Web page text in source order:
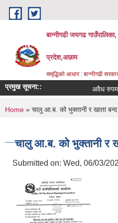
Skip to main content
बान्नीगढी जयगढ
प्रदेश,अछाम
समृद्धिको आधार : बान्नीगढी
प्रमुख सूचना:: अवैध
You are here
Home » चालु आ.ब. को भुक्तानी र खाता बन्द
चालु आ.ब. को भुक्तानी र
Submitted on: Wed, 06/03/